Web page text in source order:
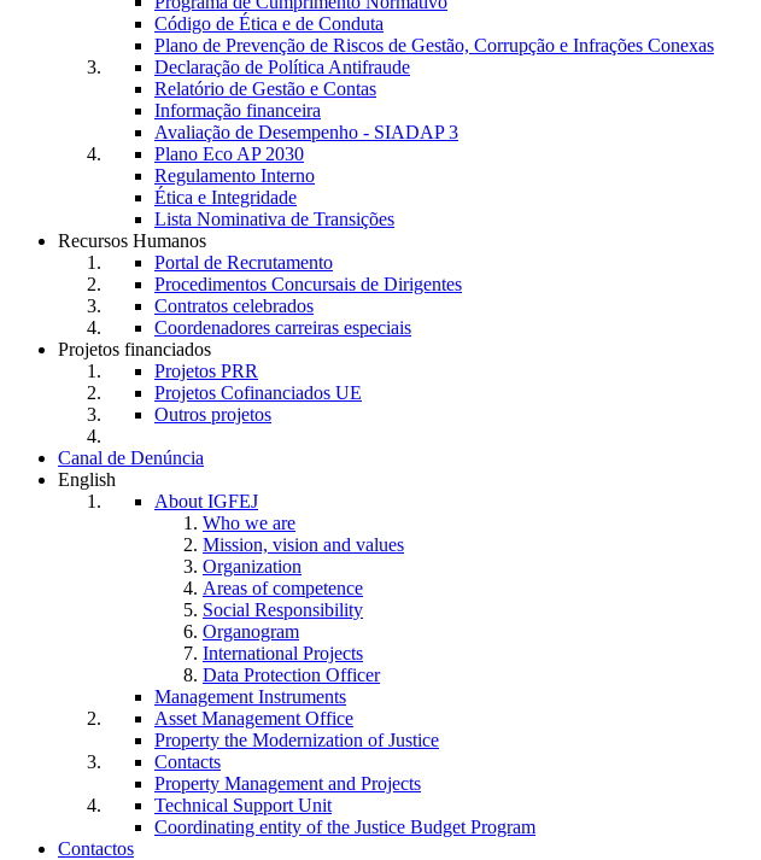
Código de Ética e de Conduta
Plano de Prevenção de Riscos de Gestão, Corrupção e Infrações Conexas
Declaração de Política Antifraude
Relatório de Gestão e Contas
Informação financeira
Avaliação de Desempenho - SIADAP 3
Plano Eco AP 2030
Regulamento Interno
Ética e Integridade
Lista Nominativa de Transições
Recursos Humanos
Portal de Recrutamento
Procedimentos Concursais de Dirigentes
Contratos celebrados
Coordenadores carreiras especiais
Projetos financiados
Projetos PRR
Projetos Cofinanciados UE
Outros projetos
Canal de Denúncia
English
About IGFEJ
Who we are
Mission, vision and values
Organization
Areas of competence
Social Responsibility
Organogram
International Projects
Data Protection Officer
Management Instruments
Asset Management Office
Property the Modernization of Justice
Contacts
Property Management and Projects
Technical Support Unit
Coordinating entity of the Justice Budget Program
Contactos